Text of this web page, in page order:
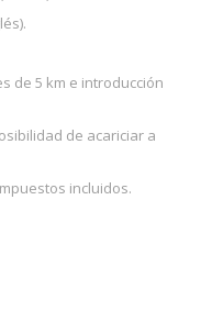
de 5 km e introducción
de acariciar a
incluidos.